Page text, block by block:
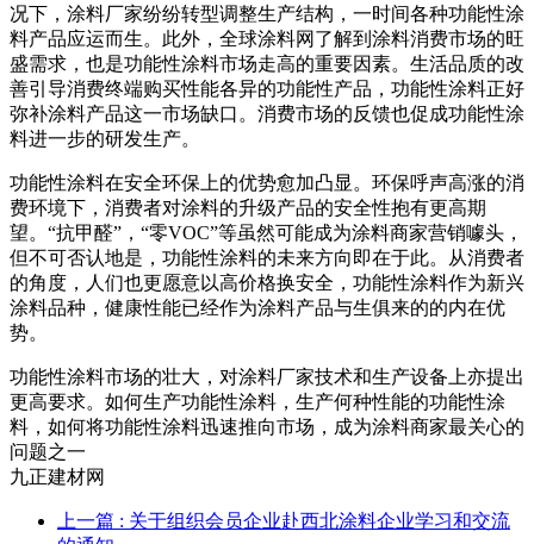
况下，涂料厂家纷纷转型调整生产结构，一时间各种功能性涂
料产品应运而生。此外，全球涂料网了解到涂料消费市场的旺
盛需求，也是功能性涂料市场走高的重要因素。生活品质的改
善引导消费终端购买性能各异的功能性产品，功能性涂料正好
弥补涂料产品这一市场缺口。消费市场的反馈也促成功能性涂
料进一步的研发生产。
功能性涂料在安全环保上的优势愈加凸显。环保呼声高涨的消
费环境下，消费者对涂料的升级产品的安全性抱有更高期
望。“抗甲醛”，“零VOC”等虽然可能成为涂料商家营销噱头，
但不可否认地是，功能性涂料的未来方向即在于此。从消费者
的角度，人们也更愿意以高价格换安全，功能性涂料作为新兴
涂料品种，健康性能已经作为涂料产品与生俱来的的内在优
势。
功能性涂料市场的壮大，对涂料厂家技术和生产设备上亦提出
更高要求。如何生产功能性涂料，生产何种性能的功能性涂
料，如何将功能性涂料迅速推向市场，成为涂料商家最关心的
问题之一
九正建材网
上一篇 : 关于组织会员企业赴西北涂料企业学习和交流